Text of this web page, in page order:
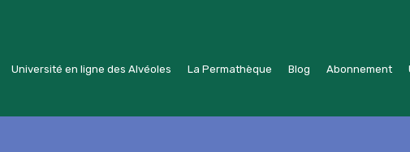
Université en ligne des Alvéoles La Permathèque Blog Abonnement